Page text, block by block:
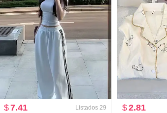
$7.41 Listados 29
$2.81